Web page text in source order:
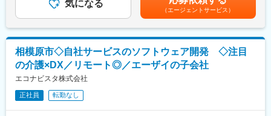
変更の範囲：会社の定める業務
※訪問件数は1日5～8件、1件30分～1時間程
・介護ベッド、車いす、歩行器などの福祉用具
※30kgを超える商品もあり、重い商品は日程を調整して2名で届け
ます
■1日の流れ※一例
9:00 朝礼
10:00 新規納品（営業同行）
も目安の金額であり、選考を通じて上下する可能性があります。
月給(月額)は固定手当を含めた表記です。
気になる
（エージェントサービス）
相模原市◇自社サービスのソフトウェア開発 ◇注目
の介護×DX／リモート◎／エーザイの子会社
エコナビスタ株式会社
正社員 転勤なし